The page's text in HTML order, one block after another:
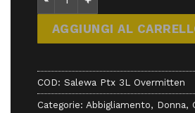
AGGIUNGI AL
COD: Salewa Ptx 3L Overmitten
Categorie: Abbigliamento, Donna,